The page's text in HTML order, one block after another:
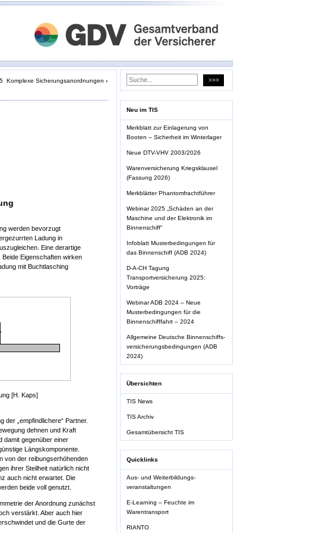
Komplexe Sicherungsanordnungen ›
werden bevorzugt
Ladung in
Eine derartige
Eigenschaften wirken
mit Buchtlasching
[H. Kaps]
„empfindlichere“ Partner.
dehnen und Kraft
damit gegenüber einer
Längskomponente.
von der reibungserhöhenden
ihrer Steilheit natürlich nicht
auch nicht erwartet. Die
beide voll genutzt.
der Anordnung zunächst
verstärkt. Aber auch hier
und die Gurte der
Neu im TIS
Merkblatt zur Einlagerung von
Booten – Sicherheit im Winterlager
Neue DTV-VHV 2003/2026
Warenversicherung Kriegsklausel
(Fassung 2026)
Merkblätter Phantomfrachtführer
Webinar 2025 „Schäden an der
Maschine und der Elektronik im
Binnenschiff“
Infoblatt Musterbedingungen für
das Binnenschiff (ADB 2024)
D-A-CH Tagung
Transportversicherung 2025:
Vorträge
Webinar ADB 2024 – Neue
Musterbedingungen für die
Binnenschifffahrt – 2024
Allgemeine Deutsche Binnenschiffs-
versicherungsbedingungen (ADB
2024)
Übersichten
TIS News
TIS Archiv
Gesamtübersicht TIS
Quicklinks
Aus- und Weiterbildungs-
veranstaltungen
E-Learning – Feuchte im
Warentransport
RIANTO